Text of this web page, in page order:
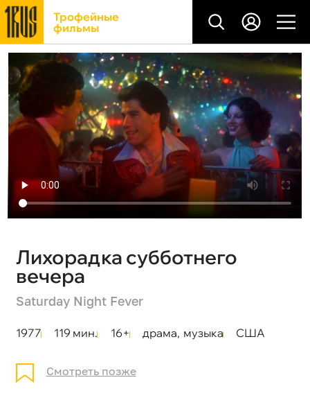
Трофейные
фильмы
Лихорадка субботнего
вечера
Saturday Night Fever
1977 119 мин. 16+ драма, музыка США
Смотреть позже